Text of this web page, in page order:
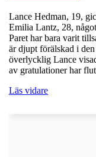
Lance Hedman, 19,
Emilia Lantz, 28,
Paret har bara varit
är djupt förälskad i
överlycklig Lance
av gratulationer har
Läs vidare